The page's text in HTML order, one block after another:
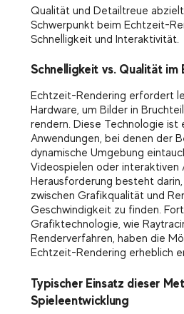
Qualität und Detailtreue
Schwerpunkt beim Echtzeit-
Schnelligkeit und Interaktivität.
Schnelligkeit vs. Qualität im
Echtzeit-Rendering erfordert
Hardware, um Bilder in
rendern. Diese Technologie ist
Anwendungen, bei denen der
dynamische Umgebung
Videospielen oder interaktiven
Herausforderung besteht
zwischen Grafikqualität und
Geschwindigkeit zu finden.
Grafiktechnologie, wie
Renderverfahren, haben die
Echtzeit-Rendering erheblich
Typischer Einsatz dieser
Spieleentwicklung